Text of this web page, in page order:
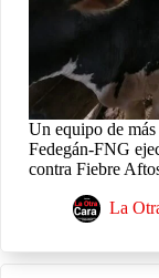
Un equipo de
Fedegán-FNG
contra Fiebre
La